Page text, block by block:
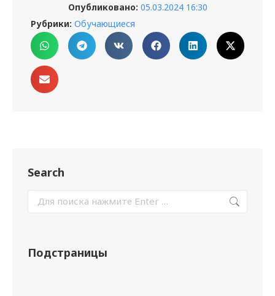
Опубликовано: 05.03.2024 16:30
Рубрики: Обучающиеся
Search
Подстраницы